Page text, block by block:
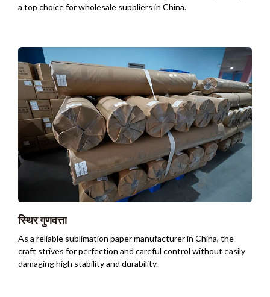
a top choice for wholesale suppliers in China.
स्थिर गुणवत्ता
As a reliable sublimation paper manufacturer in China, the
craft strives for perfection and careful control without easily
damaging high stability and durability.